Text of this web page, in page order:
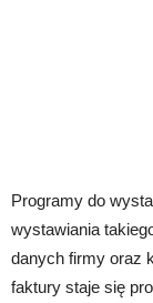
Programy do
wystawiania
danych firmy oraz
faktury staje się